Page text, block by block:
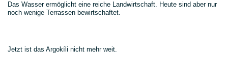
Das Wasser ermöglicht eine reiche Landwirtschaft. Heute sind aber nur
noch wenige Terrassen bewirtschaftet.
Jetzt ist das Argokíli nicht mehr weit.